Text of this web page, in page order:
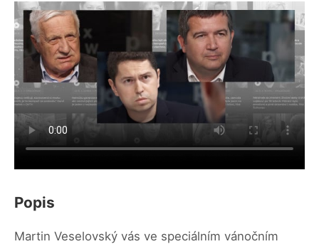
Popis
Martin Veselovský vás ve speciálním vánočním